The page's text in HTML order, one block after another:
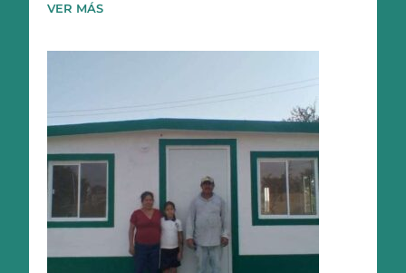
VER MÁS